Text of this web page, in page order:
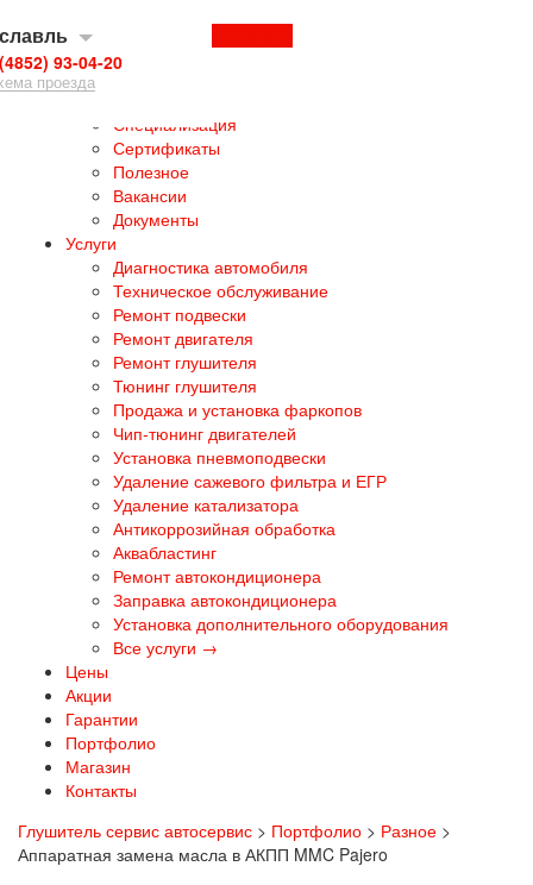
93-04-20
проезда
Специализация
Сертификаты
Полезное
Вакансии
Документы
Услуги
Диагностика автомобиля
Техническое обслуживание
Ремонт подвески
Ремонт двигателя
Ремонт глушителя
Тюнинг глушителя
Продажа и установка фаркопов
Чип-тюнинг двигателей
Установка пневмоподвески
Удаление сажевого фильтра и ЕГР
Удаление катализатора
Антикоррозийная обработка
Аквабластинг
Ремонт автокондиционера
Заправка автокондиционера
Установка дополнительного оборудования
Все услуги →
Цены
Акции
Гарантии
Портфолио
Магазин
Контакты
Глушитель сервис автосервис > Портфолио > Разное >
Аппаратная замена масла в АКПП MMC Pajero